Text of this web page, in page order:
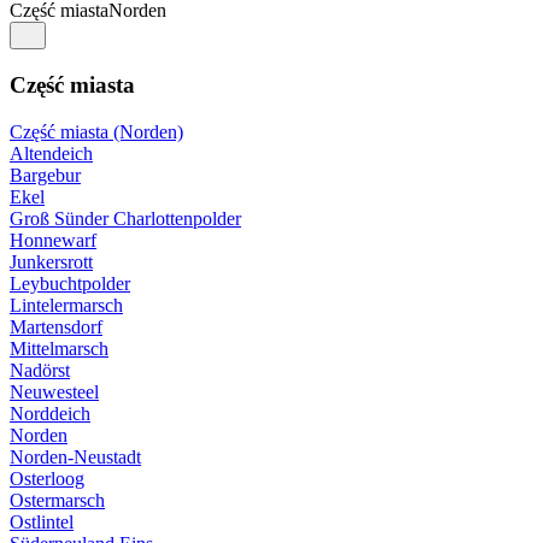
Część miastaNorden
Część miasta
Część miasta (Norden)
Altendeich
Bargebur
Ekel
Groß Sünder Charlottenpolder
Honnewarf
Junkersrott
Leybuchtpolder
Lintelermarsch
Martensdorf
Mittelmarsch
Nadörst
Neuwesteel
Norddeich
Norden
Norden-Neustadt
Osterloog
Ostermarsch
Ostlintel